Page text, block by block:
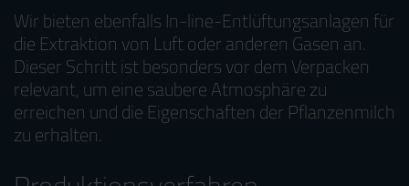
Wir bieten ebenfalls In-line-Entlüftungsanlagen für
die Extraktion von Luft oder anderen Gasen an.
Dieser Schritt ist besonders vor dem Verpacken
relevant, um eine saubere Atmosphäre zu
erreichen und die Eigenschaften der Pflanzenmilch
zu erhalten.